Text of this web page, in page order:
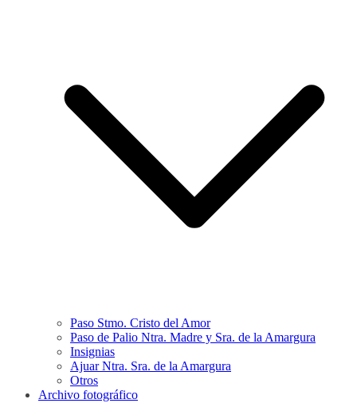
Paso Stmo. Cristo del Amor
Paso de Palio Ntra. Madre y Sra. de la Amargura
Insignias
Ajuar Ntra. Sra. de la Amargura
Otros
Archivo fotográfico